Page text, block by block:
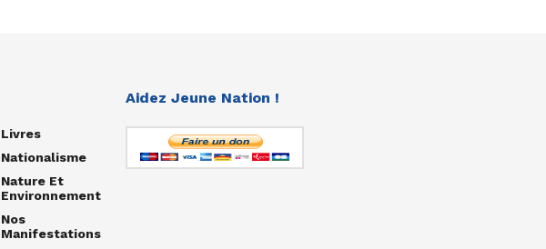
Livres
Nationalisme
Nature Et
Environnement
Nos
Manifestations
Aidez Jeune Nation !